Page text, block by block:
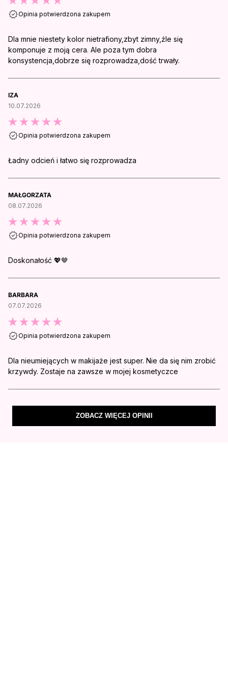
Opinia potwierdzona zakupem
Dla mnie niestety kolor nietrafiony,zbyt zimny,źle się
komponuje z moją cera. Ale poza tym dobra
konsystencja,dobrze się rozprowadza,dość trwały.
IZA
10.07.2026
Opinia potwierdzona zakupem
Ładny odcień i łatwo się rozprowadza
MAŁGORZATA
08.07.2026
Opinia potwierdzona zakupem
Doskonałość 💖🤎
BARBARA
07.07.2026
Opinia potwierdzona zakupem
Dla nieumiejących w makijaże jest super. Nie da się nim zrobić
krzywdy. Zostaje na zawsze w mojej kosmetyczce
ZOBACZ WIĘCEJ OPINII